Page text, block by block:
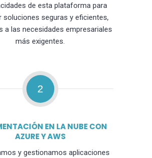
de esta plataforma para
soluciones seguras y eficientes,
a las necesidades empresariales
más exigentes.
2
EN LA NUBE CON
AZURE Y AWS
y gestionamos aplicaciones